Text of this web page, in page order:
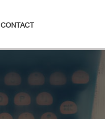
CONTACT